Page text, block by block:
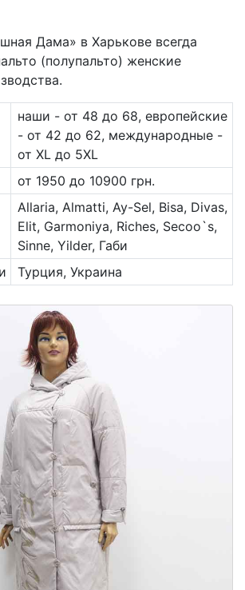
Дама» в Харькове всегда
(полупальто) женские
наши - от 48 до 68, европейские
- от 42 до 62, международные -
от XL до 5XL
от 1950 до 10900 грн.
Allaria, Almatti, Ay-Sel, Bisa, Divas,
Elit, Garmoniya, Riches, Secoo`s,
Sinne, Yilder, Габи
Турция, Украина